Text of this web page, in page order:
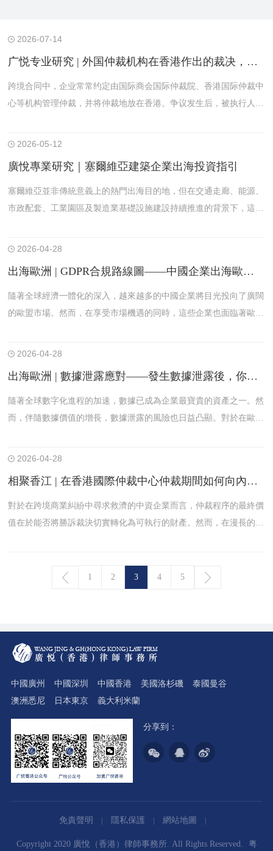
2026-07-14
广悦专业研究 | 外国仲裁机构在香港作出的裁决，能否作为“香港裁决”在内地执行？
跨境合同中，企业常常约定由国际商会国际仲裁院、香港国际仲裁中
心等机构管理仲裁，并将仲裁地放在香港。争议发生后，被执行人有
2026-05-12
廣悅專業研究｜塞爾維亞建築企業出海投資指引
塞爾維亞並非傳統意義上的熱門出海目的地，但在交通走廊、能源、
市政配套、工業園區及製造業基礎設施建設持續推進的背景下，這一
2026-04-28
出海歐洲 | GDPR合規路線圖——中國企業出海歐盟的合規行動清單
隨著全球經濟一體化的深入，越來越多的中國企業將目光投向了廣闊
的歐盟市場。然而，在享受市場機遇的同時，這些企業也面臨著歐盟
2026-04-28
出海歐洲 | 數據泄露應對——發生數據泄露後，你有72小時
隨著全球數字化進程的加速，數據已成為企業最寶貴的資產之一。然
而，伴隨數據價值的增長，數據泄露的風險也日益凸顯。對於在歐盟
2026-04-28
相聚香江 | 在香港國際仲裁中心仲裁期間如何向內地法院申請財產保全——《仲裁保全安排》實務操作全指引
對於在跨境商業糾紛中尋求救濟的中資企業而言，仲裁程序的最終價
值在於能否將勝訴裁決切實轉化為可執行的財產。然而，在漫長的仲
一"贏了官司、執行不能"的困境而設計的預防性司法救濟手段。
1 2 3 4 5
中國廣州 中國深圳 中國香港 美國洛杉磯
泰國曼谷
澳洲悉尼
日本東京 義大利米蘭
分享到：
免責聲明 隱私保護 網站地圖
Copyright 2020 廣悅（香港）律師事務所. All Rights Reserved.
粤